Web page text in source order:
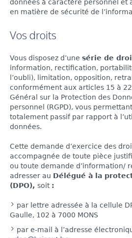
données à caractère personnel et
en matière de sécurité de
Vos droits
Vous disposez d’une série de
information, rectification,
l’oubli), limitation, opposition,
conformément aux articles 15 à
Général sur la Protection des
personnel (RGPD), vous
totalement passif par rapport à
données.
Cette demande d’exercice des
accompagnée de toute pièce
ou toute demande d’information/
adresser au Délégué à la
(DPO), soit :
par lettre adressée à la cellule
Gaulle, 102 à 7000 MONS
par e-mail à l’adresse